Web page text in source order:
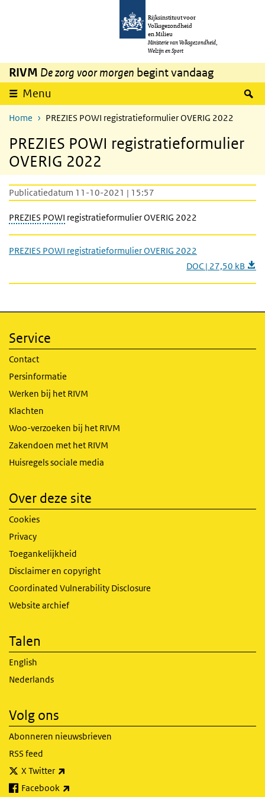
Overslaan en naar de inhoud gaan
Rijksinstituut voor
Volksgezondheid
en Milieu
Ministerie van Volksgezondheid,
Welzijn en Sport
RIVM De zorg voor morgen begint vandaag
Menu
Home PREZIES POWI registratieformulier OVERIG 2022
PREZIES POWI registratieformulier
OVERIG 2022
Publicatiedatum 11-10-2021 | 15:57
PREZIES POWI registratieformulier OVERIG 2022
PREZIES POWI registratieformulier OVERIG 2022
DOC | 27,50 kB
Service
Contact
Persinformatie
Werken bij het RIVM
Klachten
Woo-verzoeken bij het RIVM
Zakendoen met het RIVM
Huisregels sociale media
Over deze site
Cookies
Privacy
Toegankelijkheid
Disclaimer en copyright
Coordinated Vulnerability Disclosure
Website archief
Talen
English
Nederlands
Volg ons
Abonneren nieuwsbrieven
RSS feed
X Twitter
Facebook